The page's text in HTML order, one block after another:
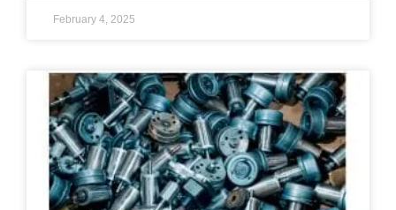
February 4, 2025